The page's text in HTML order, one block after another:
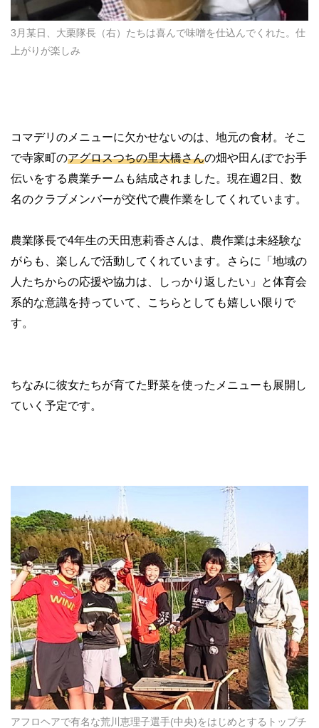
3月某日、大栗隊長（右）たちは喜んで味噌を仕込んでくれた。仕
上がりが楽しみ
コマデリのメニューに欠かせないのは、地元の食材。そこ
で寺家町のアグロスつちの里大橋さんの畑や田んぼでお手
伝いをする農業チームも結成されました。現在週2日、数
名のクラブメンバーが交代で農作業をしてくれています。
農業隊長で4年生の天田恵莉香さんは、農作業は未経験な
がらも、楽しんで活動してくれています。さらに「地域の
人たちからの応援や協力は、しっかり返したい」と体育会
系的な意識を持っていて、こちらとしても嬉しい限りで
す。
ちなみに彼女たちが育てた野菜を使ったメニューも展開し
ていく予定です。
アフロヘアで有名な荒川恵理子選手(中央)をはじめとするトップチ